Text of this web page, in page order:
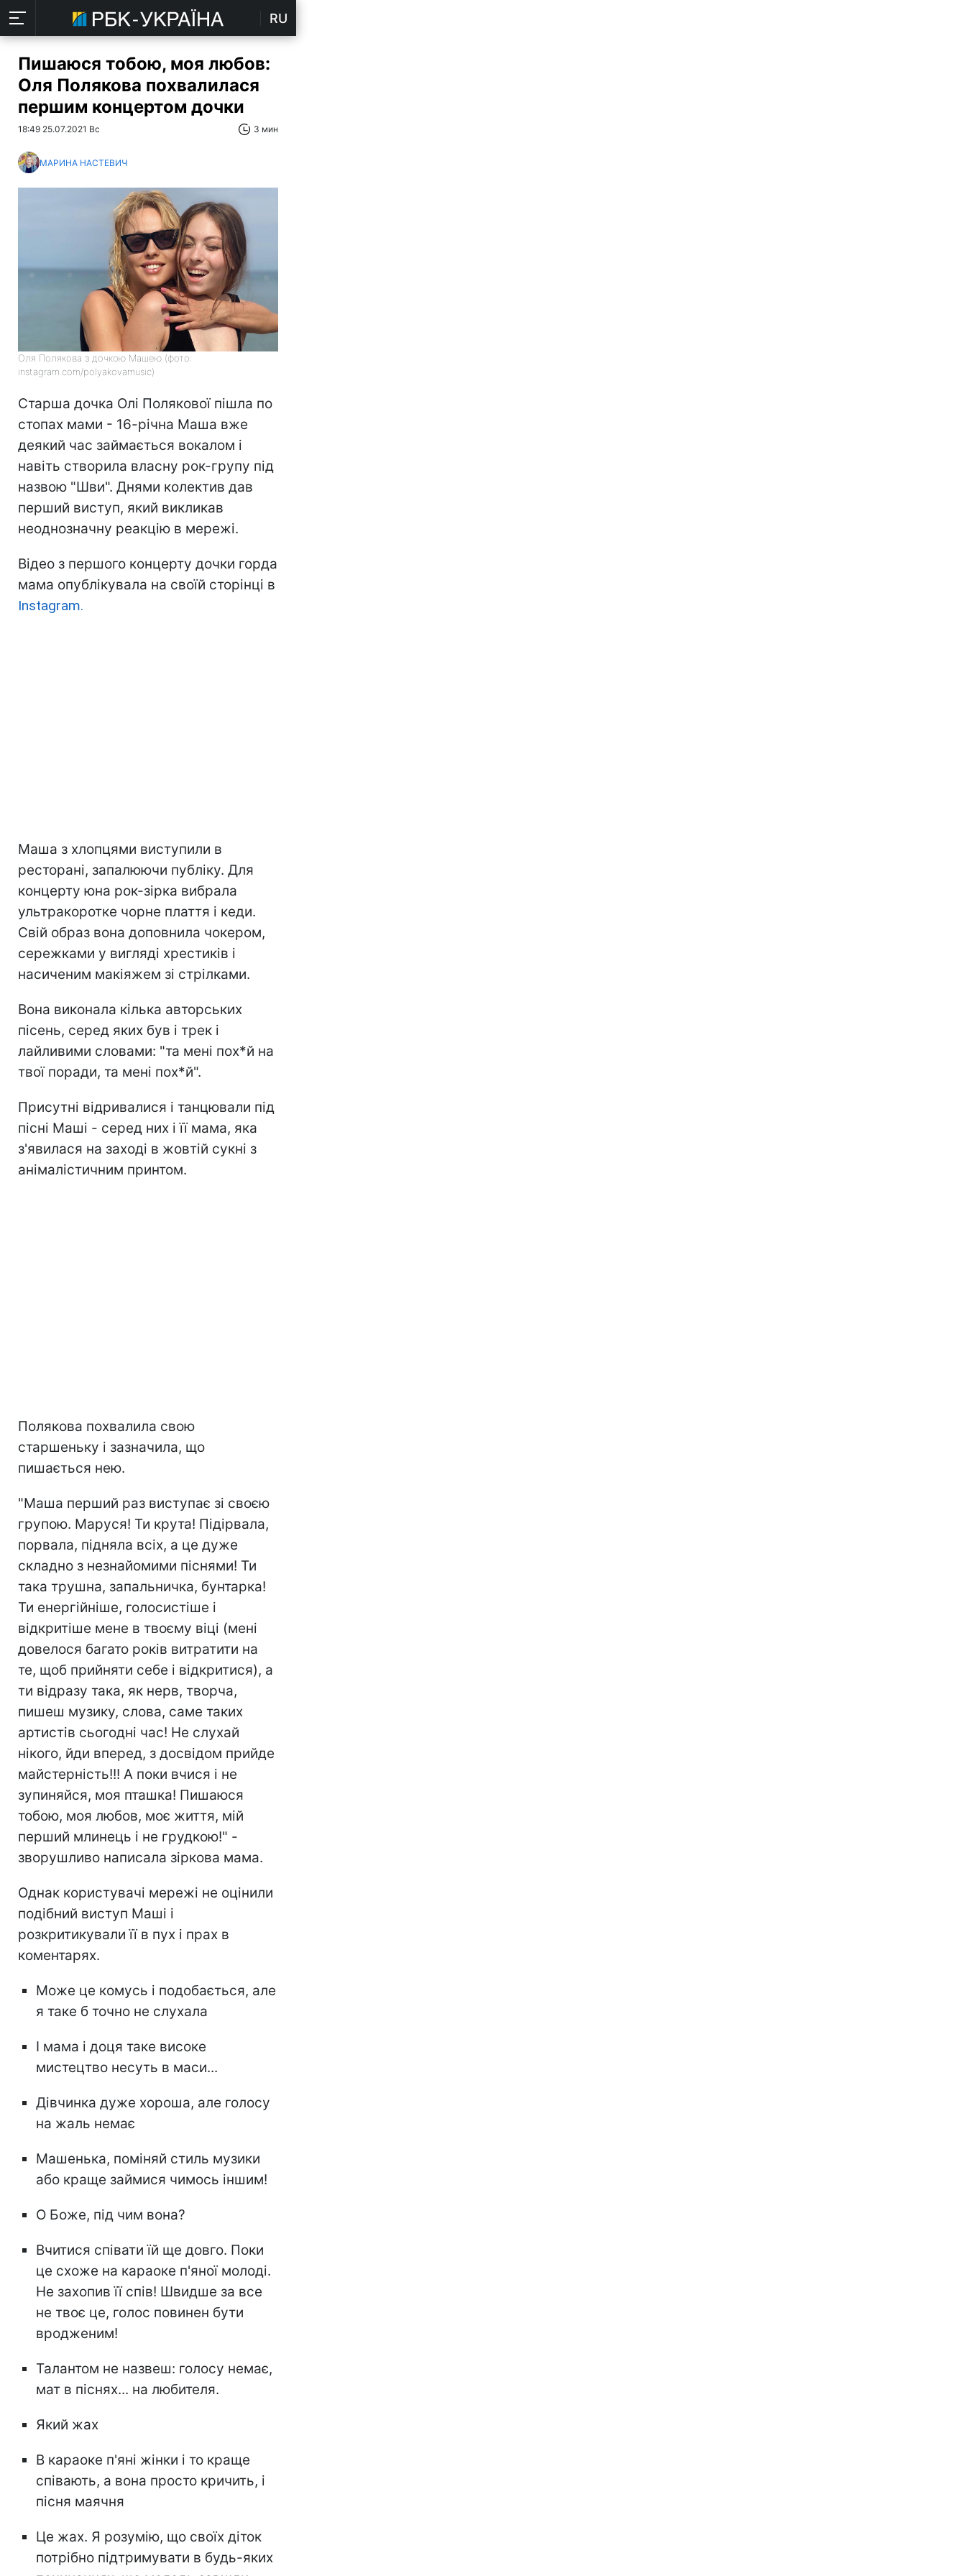
RU
Пишаюся тобою, моя любов:
Оля Полякова похвалилася
першим концертом дочки
18:49 25.07.2021 Вс 3 мин
МАРИНА НАСТЕВИЧ
Оля Полякова з дочкою Машею (фото:
instagram.com/polyakovamusic)
Старша дочка Олі Полякової пішла по
стопах мами - 16-річна Маша вже
деякий час займається вокалом і
навіть створила власну рок-групу під
назвою "Шви". Днями колектив дав
перший виступ, який викликав
неоднозначну реакцію в мережі.
Відео з першого концерту дочки горда
мама опублікувала на своїй сторінці в
Instagram.
Маша з хлопцями виступили в
ресторані, запалюючи публіку. Для
концерту юна рок-зірка вибрала
ультракоротке чорне плаття і кеди.
Свій образ вона доповнила чокером,
сережками у вигляді хрестиків і
насиченим макіяжем зі стрілками.
Вона виконала кілька авторських
пісень, серед яких був і трек і
лайливими словами: "та мені пох*й на
твої поради, та мені пох*й".
Присутні відривалися і танцювали під
пісні Маші - серед них і її мама, яка
з'явилася на заході в жовтій сукні з
анімалістичним принтом.
Полякова похвалила свою
старшеньку і зазначила, що
пишається нею.
"Маша перший раз виступає зі своєю
групою. Маруся! Ти крута! Підірвала,
порвала, підняла всіх, а це дуже
складно з незнайомими піснями! Ти
така трушна, запальничка, бунтарка!
Ти енергійніше, голосистіше і
відкритіше мене в твоєму віці (мені
довелося багато років витратити на
те, щоб прийняти себе і відкритися), а
ти відразу така, як нерв, творча,
пишеш музику, слова, саме таких
артистів сьогодні час! Не слухай
нікого, йди вперед, з досвідом прийде
майстерність!!! А поки вчися і не
зупиняйся, моя пташка! Пишаюся
тобою, моя любов, моє життя, мій
перший млинець і не грудкою!" -
зворушливо написала зіркова мама.
Однак користувачі мережі не оцінили
подібний виступ Маші і
розкритикували її в пух і прах в
коментарях.
Може це комусь і подобається, але
я таке б точно не слухала
І мама і доця таке високе
мистецтво несуть в маси...
Дівчинка дуже хороша, але голосу
на жаль немає
Машенька, поміняй стиль музики
або краще займися чимось іншим!
О Боже, під чим вона?
Вчитися співати їй ще довго. Поки
це схоже на караоке п'яної молоді.
Не захопив її спів! Швидше за все
не твоє це, голос повинен бути
вродженим!
Талантом не назвеш: голосу немає,
мат в піснях... на любителя.
Який жах
В караоке п'яні жінки і то краще
співають, а вона просто кричить, і
пісня маячня
Це жах. Я розумію, що своїх діток
потрібно підтримувати в будь-яких